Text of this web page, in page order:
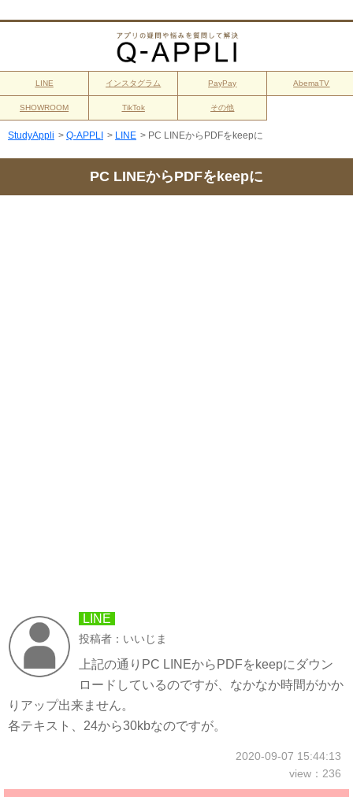
LINE インスタグラム PayPay AbemaTV
SHOWROOM TikTok その他
StudyAppli > Q-APPLI > LINE > PC LINEからPDFをkeepに
PC LINEからPDFをkeepに
LINE
投稿者：いいじま
上記の通りPC LINEからPDFをkeepにダウン
ロードしているのですが、なかなか時間がかか
りアップ出来ません。
各テキスト、24から30kbなのですが。
2020-09-07 15:44:13
view：236